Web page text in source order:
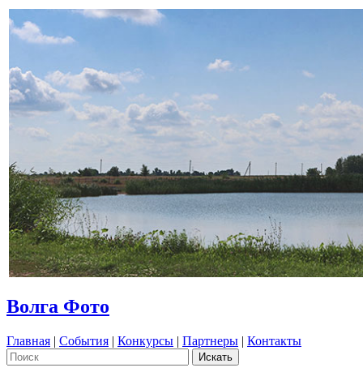
Волга Фото
Главная | События | Конкурсы | Партнеры | Контакты